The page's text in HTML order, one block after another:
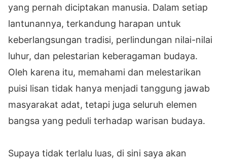
yang pernah diciptakan manusia. Dalam setiap
lantunannya, terkandung harapan untuk
keberlangsungan tradisi, perlindungan nilai-nilai
luhur, dan pelestarian keberagaman budaya.
Oleh karena itu, memahami dan melestarikan
puisi lisan tidak hanya menjadi tanggung jawab
masyarakat adat, tetapi juga seluruh elemen
bangsa yang peduli terhadap warisan budaya.
Supaya tidak terlalu luas, di sini saya akan